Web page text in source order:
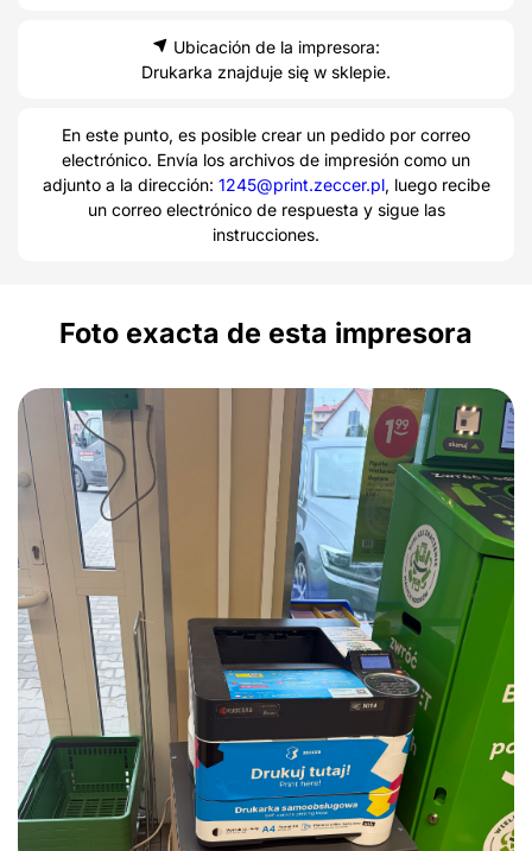
Ubicación de la impresora:
Drukarka znajduje się w sklepie.
En este punto, es posible crear un pedido por correo
electrónico. Envía los archivos de impresión como un
adjunto a la dirección: 1245@print.zeccer.pl, luego recibe
un correo electrónico de respuesta y sigue las
instrucciones.
Foto exacta de esta impresora